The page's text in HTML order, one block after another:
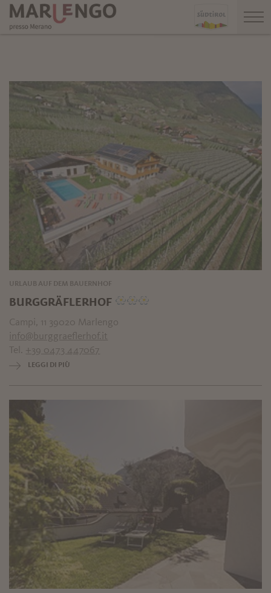
URLAUB AUF DEM BAUERNHOF
BURGGRÄFLERHOF
Campi, 11 39020 Marlengo
info@burggraeflerhof.it
Tel. +39 0473 447067
LEGGI DI PIÙ